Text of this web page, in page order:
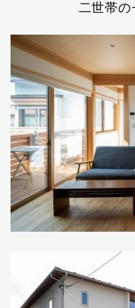
二世帯の